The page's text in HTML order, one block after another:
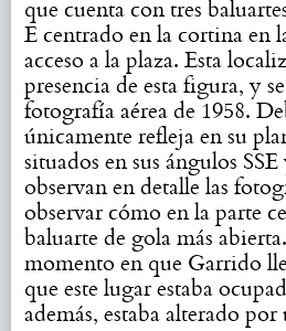
que cuenta con tres
E centrado en la cortina en
acceso a la plaza. Esta
presencia de esta figura, y
fotografía aérea de 1958.
únicamente refleja en su
situados en sus ángulos
observan en detalle las
observar cómo en la parte
baluarte de gola más
momento en que Garrido
que este lugar estaba
además, estaba alterado